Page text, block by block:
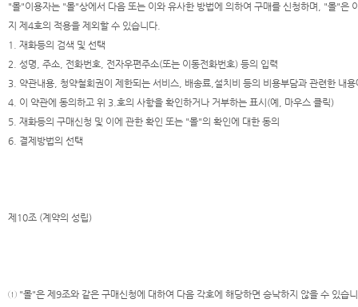
"몰"이용자는 "몰"상에서 다음 또는 이와 유사한 방법에 의하여 구매를 신청하며, "몰"은
지 제4호의 적용을 제외할 수 있습니다.
1. 재화등의 검색 및 선택
2. 성명, 주소, 전화번호, 전자우편주소(또는 이동전화번호) 등의 입력
3. 약관내용, 청약철회권이 제한되는 서비스, 배송료,설치비 등의 비용부담과 관련한 내용
4. 이 약관에 동의하고 위 3.호의 사항을 확인하거나 거부하는 표시(예, 마우스 클릭)
5. 재화등의 구매신청 및 이에 관한 확인 또는 "몰"의 확인에 대한 동의
6. 결제방법의 선택
제10조 (계약의 성립)
① "몰"은 제9조와 같은 구매신청에 대하여 다음 각호에 해당하면 승낙하지 않을 수 있습